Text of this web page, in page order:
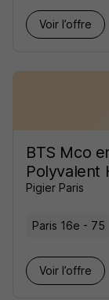
Voir l’offre
BTS Mco
Polyvalent
Pigier Paris
Paris 16e - 75
Voir l’offre